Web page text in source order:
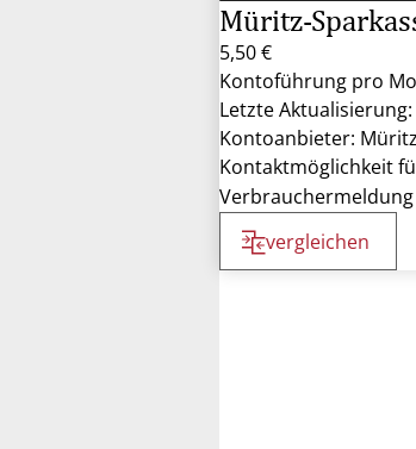
Müritz-
5,50 €
Kontoführung pro
Letzte Aktualisierung:
Kontoanbieter:
Kontaktmöglichkeit
Verbrauchermeldung
vergleichen